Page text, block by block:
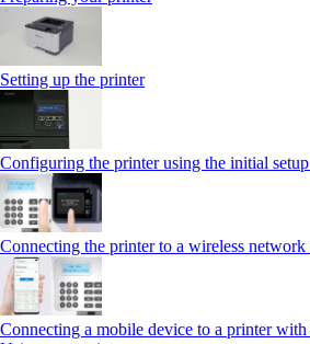
Setting up the printer
Configuring the printer using the initial
Connecting the printer to a wireless network
Connecting a mobile device to a printer